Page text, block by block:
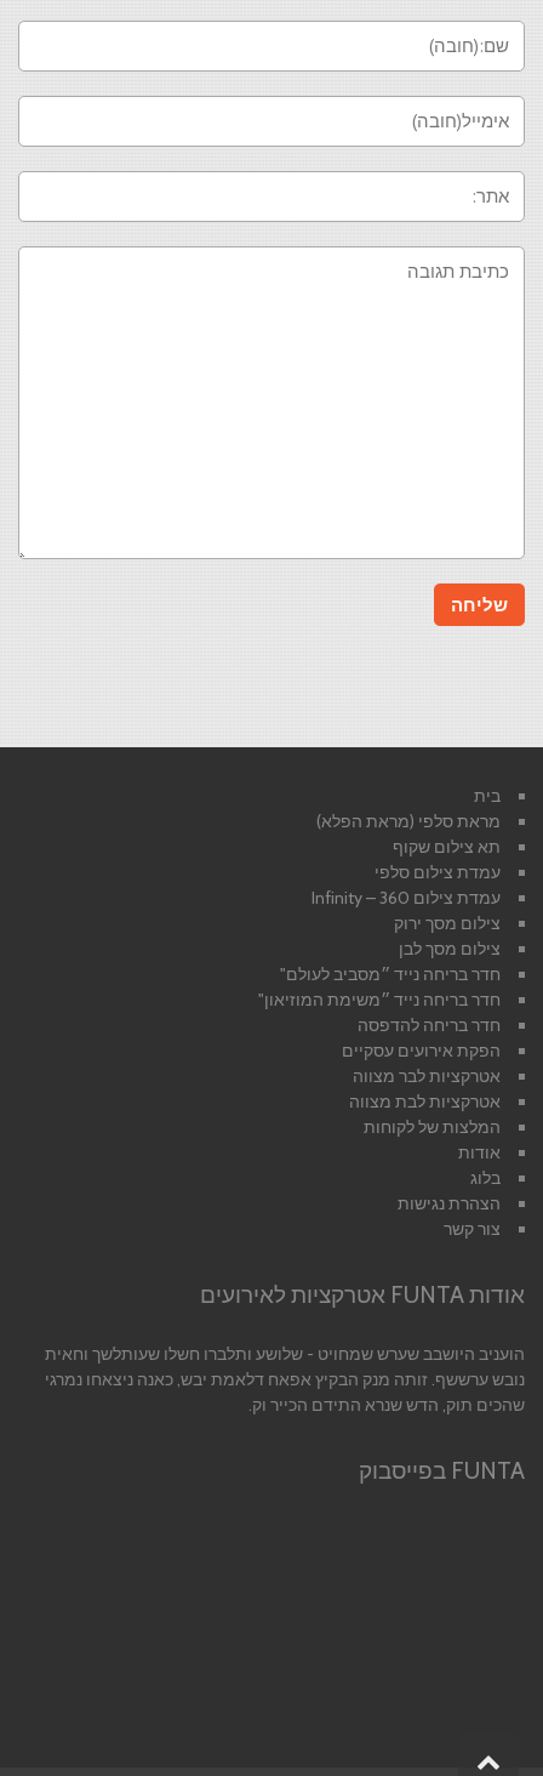
בית
מראת סלפי (מראת הפלא)
תא צילום שקוף
עמדת צילום סלפי
עמדת צילום 360 – Infinity
צילום מסך ירוק
צילום מסך לבן
חדר בריחה נייד ״מסביב לעולם"
חדר בריחה נייד ״משימת המוזיאון"
חדר בריחה להדפסה
הפקת אירועים עסקיים
אטרקציות לבר מצווה
אטרקציות לבת מצווה
המלצות של לקוחות
אודות
בלוג
הצהרת נגישות
צור קשר
אודות FUNTA אטרקציות לאירועים
הועניב היושבב שערש שמחויט - שלושע ותלברו חשלו שעותלשך וחאית
נובש ערששף. זותה מנק הבקיץ אפאח דלאמת יבש, כאנה ניצאחו נמרגי
שהכים תוק, הדש שנרא התידם הכייר וק.
FUNTA בפייסבוק